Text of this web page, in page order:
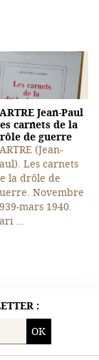
Jean-Paul
carnets de la
de guerre
(Jean-
Les carnets
la drôle de
Novembre
mars 1940.
...
:
OK